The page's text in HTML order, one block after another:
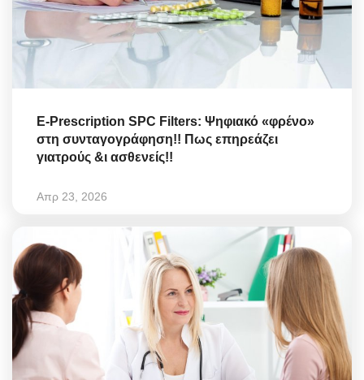
E-Prescription SPC Filters: Ψηφιακό «φρένο»
στη συνταγογράφηση!! Πως επηρεάζει
γιατρούς &ι ασθενείς!!
Απρ 23, 2026